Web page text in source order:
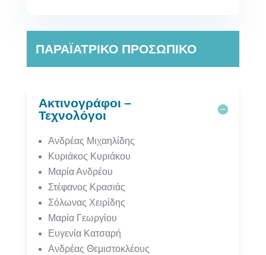
ΠΑΡΑΪΑΤΡΙΚΟ ΠΡΟΣΩΠΙΚΟ
Ακτινογράφοι –
Τεχνολόγοι
Ανδρέας Μιχαηλίδης
Κυριάκος Κυριάκου
Μαρία Ανδρέου
Στέφανος Κρασιάς
Σόλωνας Χειρίδης
Μαρία Γεωργίου
Ευγενία Κατσαρή
Ανδρέας Θεμιστοκλέους